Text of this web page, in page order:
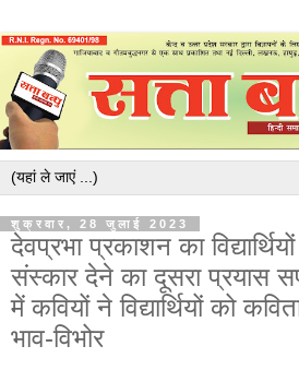
शुक्रवार, 28 जुलाई 2023
देवप्रभा प्रकाशन का
संस्कार देने का दूसरा प्रयास
में कवियों ने विद्यार्थियों को
भाव-विभोर